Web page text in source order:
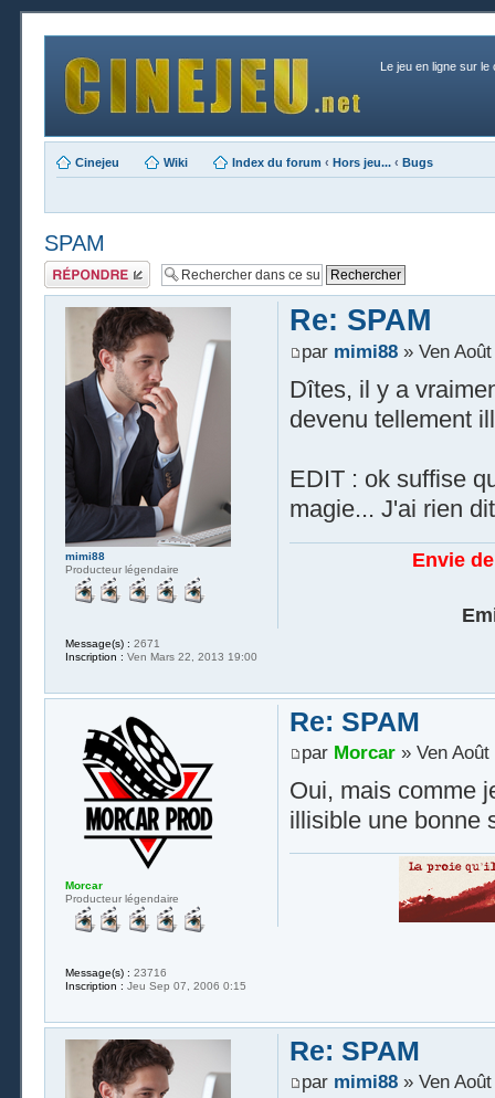
Le jeu en ligne sur le
Cinejeu Wiki Index du forum ‹ Hors jeu... ‹ Bugs
SPAM
Publier une
réponse
Re: SPAM
par mimi88» Ven Août
Dîtes, il y a
devenu tellement
EDIT : ok suffise
magie... J'ai rien
Envie
mimi88
Producteur légendaire
Message(s) : 2671
Inscription : Ven Mars 22, 2013 19:00
Re: SPAM
par Morcar» Ven Août
Oui, mais comme
illisible une bonne
Morcar
Producteur légendaire
Message(s) : 23716
Inscription : Jeu Sep 07, 2006 0:15
Re: SPAM
par mimi88» Ven Août